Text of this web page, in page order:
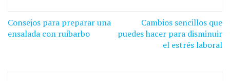
Navegación
de
Consejos para preparar una
ensalada con ruibarbo
Cambios sencillos que
puedes hacer para disminuir
el estrés laboral